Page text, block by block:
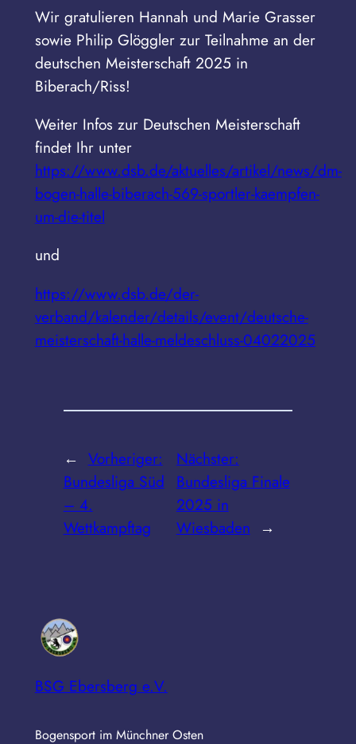
Wir gratulieren Hannah und Marie Grasser
sowie Philip Glöggler zur Teilnahme an der
deutschen Meisterschaft 2025 in
Biberach/Riss!
Weiter Infos zur Deutschen Meisterschaft
findet Ihr unter
https://www.dsb.de/aktuelles/artikel/news/dm-
bogen-halle-biberach-569-sportler-kaempfen-
um-die-titel
und
https://www.dsb.de/der-
verband/kalender/details/event/deutsche-
meisterschaft-halle-meldeschluss-04022025
← Vorheriger:
Bundesliga Süd
– 4.
Wettkampftag
Nächster:
Bundesliga Finale
2025 in
Wiesbaden →
BSG Ebersberg e.V.
Bogensport im Münchner Osten